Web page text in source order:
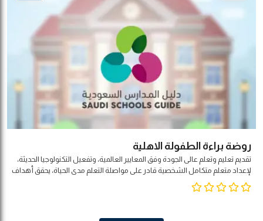
روضة براءة الطفولة الاهلية
تقديم تعليم وتعلم عالى الجودة وفق المعايير العالمية، وتفعيل التكنولوجيا الحديثة،
لإعداد متعلم متكامل الشخصية قادر على مواصلة التعلم مدى الحياة، يحقق أهداف
المجتمع والوطن والأمة.